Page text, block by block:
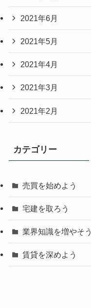
2021年6月
2021年5月
2021年4月
2021年3月
2021年2月
カテゴリー
売買を始めよう
宅建を取ろう
業界知識を増やそう
賃貸を深めよう